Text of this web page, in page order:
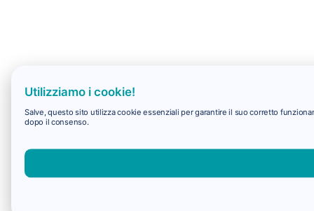
Utilizziamo i cookie!
Salve, questo sito utilizza cookie essenziali per garantire il suo corretto
dopo il consenso.